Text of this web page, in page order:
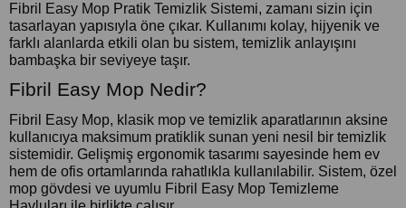
Fibril Easy Mop Pratik Temizlik Sistemi, zamanı sizin için
tasarlayan yapısıyla öne çıkar. Kullanımı kolay, hijyenik ve
farklı alanlarda etkili olan bu sistem, temizlik anlayışını
bambaşka bir seviyeye taşır.
Fibril Easy Mop Nedir?
Fibril Easy Mop, klasik mop ve temizlik aparatlarının aksine
kullanıcıya maksimum pratiklik sunan yeni nesil bir temizlik
sistemidir. Gelişmiş ergonomik tasarımı sayesinde hem ev
hem de ofis ortamlarında rahatlıkla kullanılabilir. Sistem, özel
mop gövdesi ve uyumlu Fibril Easy Mop Temizleme